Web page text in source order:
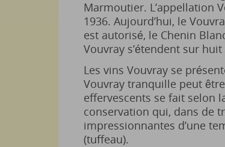
Marmoutier. L’appellation
1936. Aujourd’hui, le
est autorisé, le Chenin
Vouvray s’étendent sur
Les vins Vouvray se
Vouvray tranquille peut
effervescents se fait selon
conservation qui, dans de
impressionnantes d’une
(tuffeau).